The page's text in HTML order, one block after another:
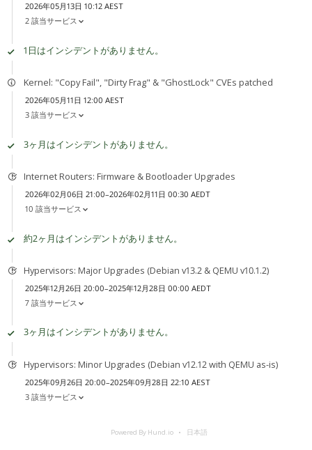
2026年05月13日 10:12 AEST
2 該当サービス
1日はインシデントがありません。
Kernel: "Copy Fail", "Dirty Frag" & "GhostLock" CVEs patched
2026年05月11日 12:00 AEST
3 該当サービス
3ヶ月はインシデントがありません。
Internet Routers: Firmware & Bootloader Upgrades
2026年02月06日 21:00–2026年02月11日 00:30 AEDT
10 該当サービス
約2ヶ月はインシデントがありません。
Hypervisors: Major Upgrades (Debian v13.2 & QEMU v10.1.2)
2025年12月26日 20:00–2025年12月28日 00:00 AEDT
7 該当サービス
3ヶ月はインシデントがありません。
Hypervisors: Minor Upgrades (Debian v12.12 with QEMU as-is)
2025年09月26日 20:00–2025年09月28日 22:10 AEST
3 該当サービス
Powered By Hund.io 日本語